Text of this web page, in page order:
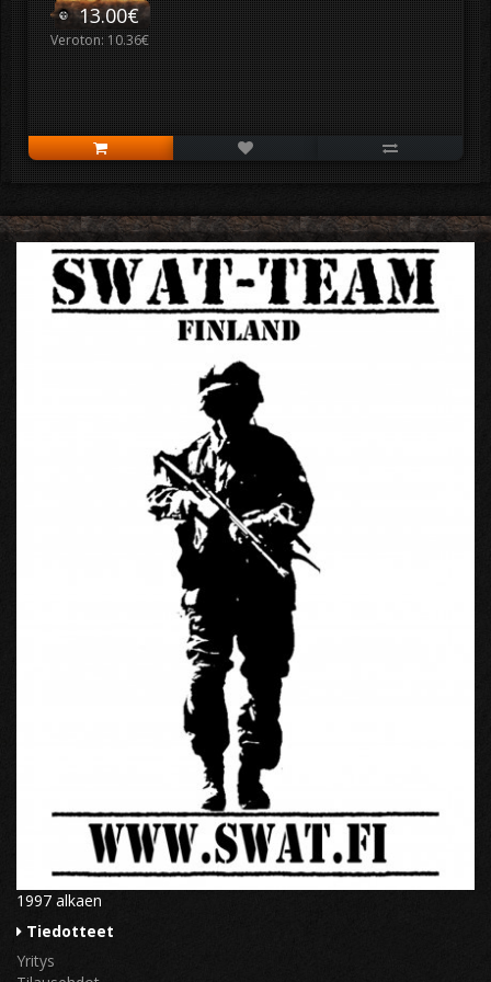
13.00€
Veroton: 10.36€
1997 alkaen
Tiedotteet
Yritys